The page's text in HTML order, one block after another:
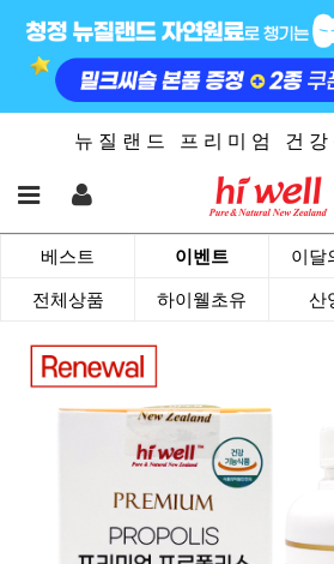
뉴 질 랜 드 프 리 미 엄 건 강
베스트 이벤트 이달
전체상품 하이웰초유 산